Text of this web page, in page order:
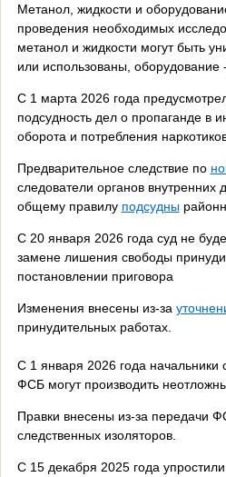
Метанол, жидкости и
проведения необходимых
метанол и жидкости могут быть
или использованы, оборудование
С 1 марта 2026 года
подсудность дел о пропаганде в
оборота и потребления
Предварительное следствие по
следователи органов внутренних
общему правилу подсудны
С 20 января 2026 года суд не
замене лишения свободы
постановлении приговора
Изменения внесены из-за
принудительных работах.
С 1 января 2026 года начальники
ФСБ могут производить
Правки внесены из-за передачи
следственных изоляторов.
С 15 декабря 2025 года